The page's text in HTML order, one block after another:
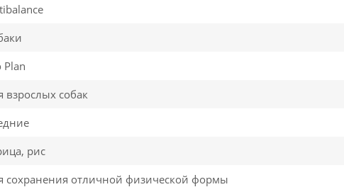
Plan
взрослых собак
рис
сохранения отличной физической формы